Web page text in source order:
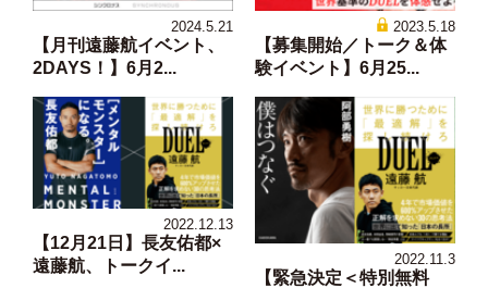
2024.5.21
【月刊遠藤航イベント、
2DAYS！】6月2...
2023.5.18
【募集開始／トーク＆体
験イベント】6月25...
2022.12.13
【12月21日】長友佑都×
遠藤航、トークイ...
2022.11.3
【緊急決定＜特別無料